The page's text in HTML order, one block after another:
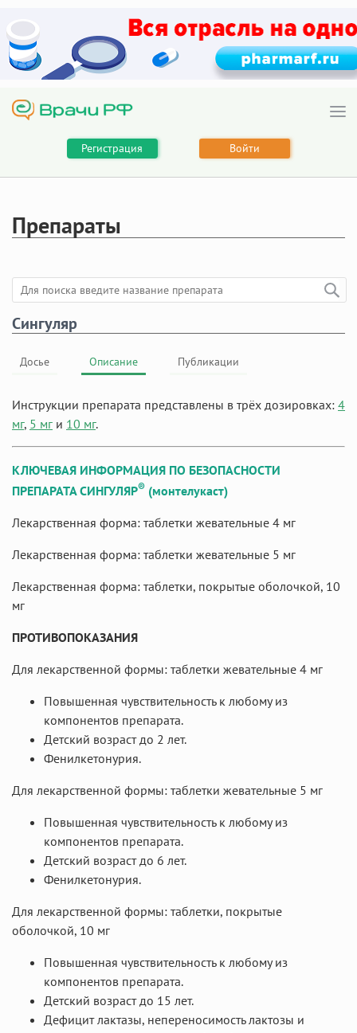
Войти
Регистрация
Препараты
Сингуляр
Досье Описание Публикации
Инструкции препарата представлены в трёх дозировках: 4
мг, 5 мг и 10 мг.
КЛЮЧЕВАЯ ИНФОРМАЦИЯ ПО БЕЗОПАСНОСТИ
ПРЕПАРАТА СИНГУЛЯР® (монтелукаст)
Лекарственная форма: таблетки жевательные 4 мг
Лекарственная форма: таблетки жевательные 5 мг
Лекарственная форма: таблетки, покрытые оболочкой, 10
мг
ПРОТИВОПОКАЗАНИЯ
Для лекарственной формы: таблетки жевательные 4 мг
Повышенная чувствительность к любому из
компонентов препарата.
Детский возраст до 2 лет.
Фенилкетонурия.
Для лекарственной формы: таблетки жевательные 5 мг
Повышенная чувствительность к любому из
компонентов препарата.
Детский возраст до 6 лет.
Фенилкетонурия.
Для лекарственной формы: таблетки, покрытые
оболочкой, 10 мг
Повышенная чувствительность к любому из
компонентов препарата.
Детский возраст до 15 лет.
Дефицит лактазы, непереносимость лактозы и